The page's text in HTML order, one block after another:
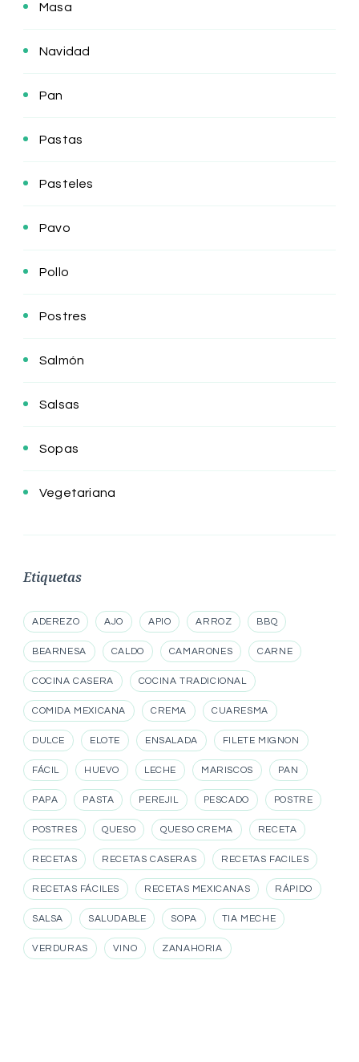
Masa
Navidad
Pan
Pastas
Pasteles
Pavo
Pollo
Postres
Salmón
Salsas
Sopas
Vegetariana
Etiquetas
ADEREZO AJO APIO ARROZ BBQ
BEARNESA CALDO CAMARONES CARNE
COCINA CASERA COCINA TRADICIONAL
COMIDA MEXICANA CREMA CUARESMA
DULCE ELOTE ENSALADA FILETE MIGNON
FÁCIL HUEVO LECHE MARISCOS PAN
PAPA PASTA PEREJIL PESCADO POSTRE
POSTRES QUESO QUESO CREMA RECETA
RECETAS RECETAS CASERAS RECETAS FACILES
RECETAS FÁCILES RECETAS MEXICANAS RÁPIDO
SALSA SALUDABLE SOPA TIA MECHE
VERDURAS VINO ZANAHORIA